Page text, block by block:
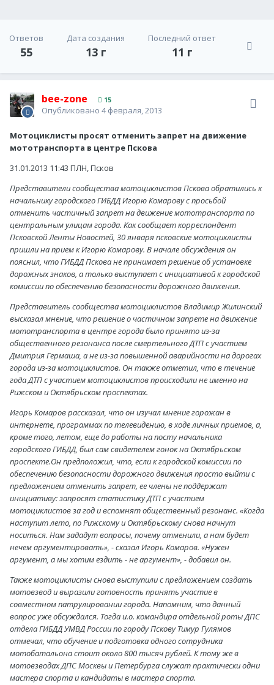
Ответов
55
Дата создания
13 г
Последний ответ
11 г
bee-zone 15
Опубликовано 4 февраля, 2013
Мотоциклисты просят отменить запрет на движение
мототранспорта в центре Пскова
31.01.2013 11:43 ПЛН, Псков
Представители сообщества мотоциклистов Пскова обратились к
начальнику городского ГИБДД Игорю Комарову с просьбой
отменить частичный запрет на движение мототранспорта по
центральным улицам города. Как сообщает корреспондент
Псковской Ленты Новостей, 30 января псковские мотоциклисты
пришли на прием к Игорю Комарову. В начале обсуждения он
пояснил, что ГИБДД Пскова не принимает решение об установке
дорожных знаков, а только выступает с инициативой к городской
комиссии по обеспечению безопасности дорожного движения.
Представитель сообщества мотоциклистов Владимир Жилинский
высказал мнение, что решение о частичном запрете на движение
мототранспорта в центре города было принято из-за
общественного резонанса после смертельного ДТП с участием
Дмитрия Гермаша, а не из-за повышенной аварийности на дорогах
города из-за мотоциклистов. Он также отметил, что в течение
года ДТП с участием мотоциклистов происходили не именно на
Рижском и Октябрьском проспектах.
Игорь Комаров рассказал, что он изучал мнение горожан в
интернете, программах по телевидению, в ходе личных приемов, а,
кроме того, летом, еще до работы на посту начальника
городского ГИБДД, был сам свидетелем гонок на Октябрьском
проспекте.Он предположил, что, если к городской комиссии по
обеспечению безопасности дорожного движения просто выйти с
предложением отменить запрет, ее члены не поддержат
инициативу: запросят статистику ДТП с участием
мотоциклистов за год и вспомнят общественный резонанс. «Когда
наступит лето, по Рижскому и Октябрьскому снова начнут
носиться. Нам зададут вопросы, почему отменили, а нам будет
нечем аргументировать», - сказал Игорь Комаров. «Нужен
аргумент, а мы хотим ездить - не аргумент», - добавил он.
Также мотоциклисты снова выступили с предложением создать
мотовзвод и выразили готовность принять участие в
совместном патрулировании города. Напомним, что данный
вопрос уже обсуждался. Тогда и.о. командира отдельной роты ДПС
отдела ГИБДД УМВД России по городу Пскову Тимур Гулямов
отмечал, что обучение и подготовка одного сотрудника
мотобатальона стоит около 800 тысяч рублей. К тому же в
мотовзводах ДПС Москвы и Петербурга служат практически одни
мастера спорта и кандидаты в мастера спорта.